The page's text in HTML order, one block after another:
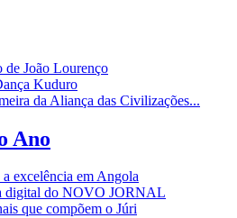
João Lourenço
Kuduro
da Aliança das Civilizações...
Ano
excelência em Angola
digital do NOVO JORNAL
que compõem o Júri